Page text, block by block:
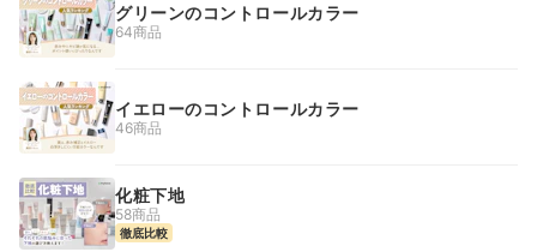
グリーンのコントロールカラー
64商品
イエローのコントロールカラー
46商品
化粧下地
58商品
徹底比較